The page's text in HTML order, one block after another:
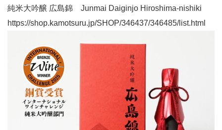
純米大吟醸 広島錦 Junmai Daiginjo Hiroshima-nishiki
https://shop.kamotsuru.jp/SHOP/346437/346485/list.html